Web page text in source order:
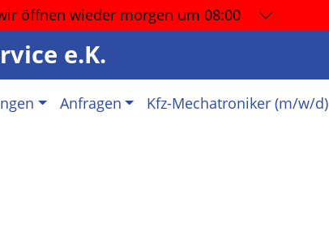
öffnen wieder morgen um 08:00
e.K.
Anfragen Kfz-Mechatroniker (m/w/d)